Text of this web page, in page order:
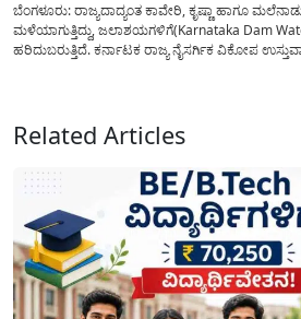
ಬೆಂಗಳೂರು: ರಾಜ್ಯದಾದ್ಯಂತ ಕಾವೇರಿ, ಕೃಷ್ಣಾ ಹಾಗೂ
ಮಳೆಯಾಗುತ್ತಿದ್ದು, ಜಲಾಶಯಗಳಿಗೆ(Karnataka Dam
ಹರಿದುಬರುತ್ತಿದೆ. ಕರ್ನಾಟಕ ರಾಜ್ಯ ನೈಸರ್ಗಿಕ ವಿಕೋಪ
Related Articles